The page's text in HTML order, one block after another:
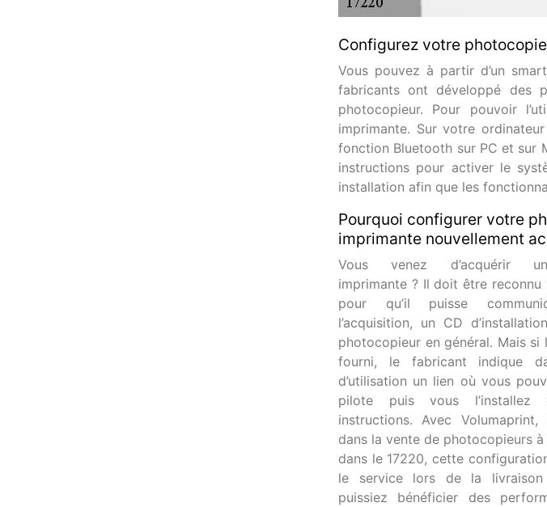
Configurez votre
Vous pouvez à partir d’un
fabricants ont développé des
photocopieur. Pour pouvoir
imprimante. Sur votre
fonction Bluetooth sur PC et sur
instructions pour activer le
installation afin que les
Pourquoi configurer votre
imprimante nouvellement
Vous venez d’acquérir
imprimante ? Il doit être
pour qu’il puisse
l’acquisition, un CD
photocopieur en général. Mais si
fourni, le fabricant indique
d’utilisation un lien où vous
pilote puis vous l’installez
instructions. Avec Volumaprint,
dans la vente de photocopieurs
dans le 17220, cette
le service lors de la
puissiez bénéficier des